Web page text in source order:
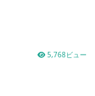
5,768ビュー